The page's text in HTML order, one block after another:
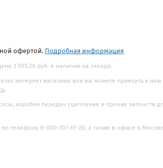
офертой. Подробная информация
3 505.20 руб. в наличии на складе.
интернет магазина или вы можете приехать к
.
коробки передач сцепление и прочие запчасти
телефону 8-800-707-61-20, а также в офисе в